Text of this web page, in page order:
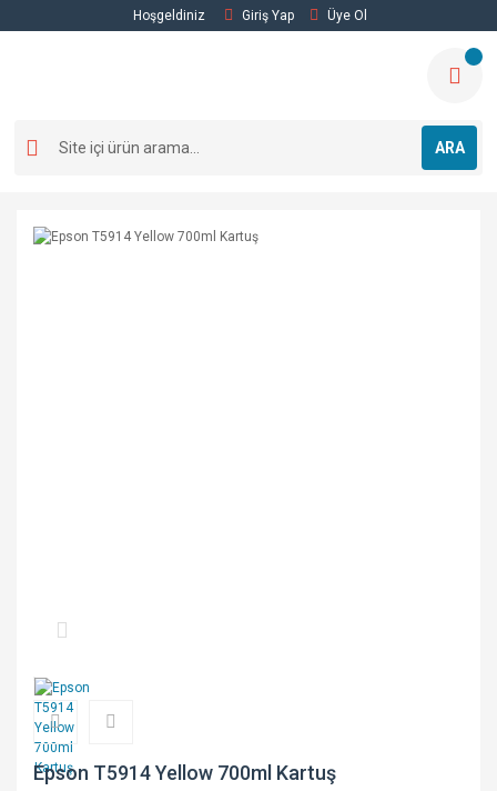
Hoşgeldiniz Giriş Yap Üye Ol
ARA
Epson T5914 Yellow 700ml Kartuş